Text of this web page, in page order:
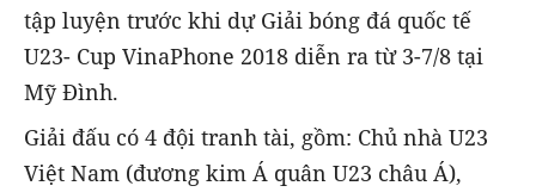
tập luyện trước khi dự Giải bóng đá quốc tế
U23- Cup VinaPhone 2018 diễn ra từ 3-7/8 tại
Mỹ Đình.
Giải đấu có 4 đội tranh tài, gồm: Chủ nhà U23
Việt Nam (đương kim Á quân U23 châu Á),